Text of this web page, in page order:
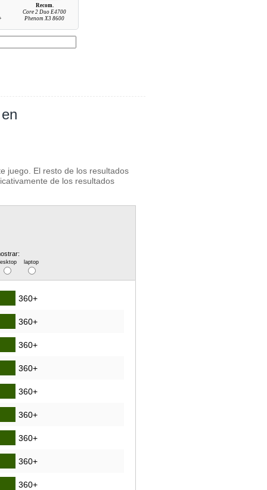
Recom.
Core 2 Duo E4700
Phenom X3 8600
juego. El resto de los resultados
de los resultados
laptop
360+
360+
360+
360+
360+
360+
360+
360+
360+